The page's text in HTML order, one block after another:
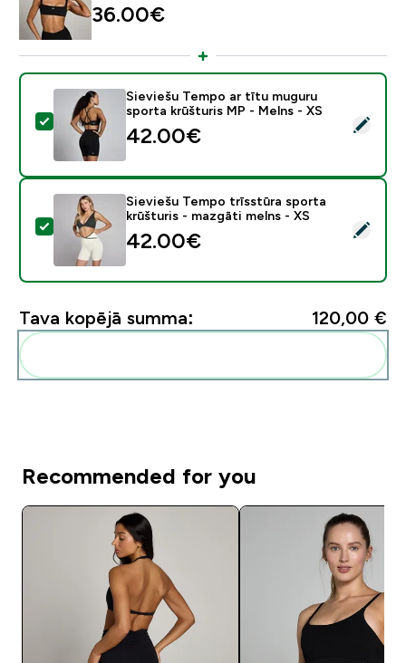
36.00€‎
Atlasīt šo produktu - Sieviešu Tempo ar tītu muguru
Sieviešu Tempo ar tītu muguru
sporta krūšturis MP - Melns - XS
42.00€‎
Atlasīt šo produktu - Sieviešu Tempo trīsstūra sporta
Sieviešu Tempo trīsstūra sporta
krūšturis - mazgāti melns - XS
42.00€‎
Tava kopējā summa: 120,00 €‎
Recommended for you